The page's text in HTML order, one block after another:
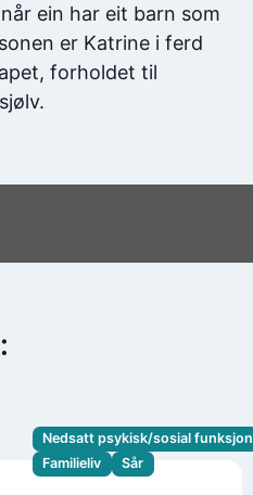
ein har eit barn som
er Katrine i ferd
forholdet til
Nedsatt psykisk/sosial
Familieliv
Sår